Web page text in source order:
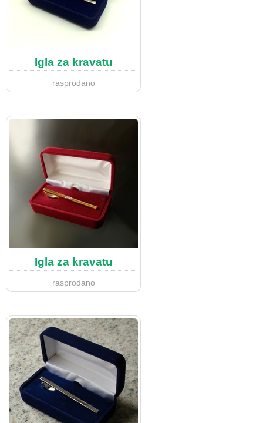
Igla za kravatu
rasprodano
Igla za kravatu
rasprodano